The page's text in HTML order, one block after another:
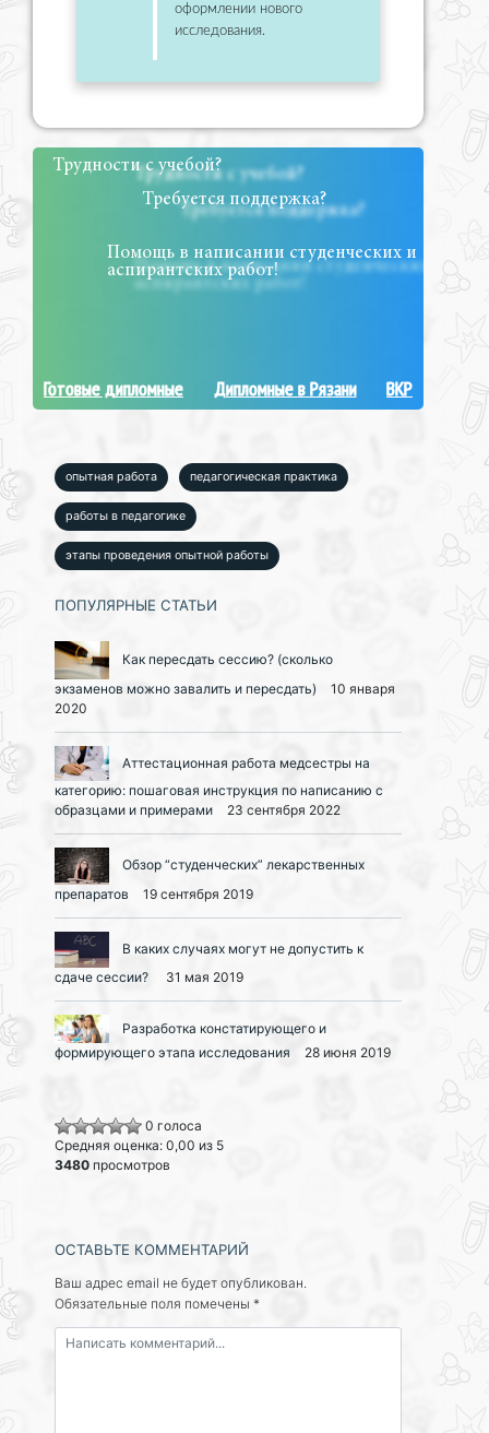
оформлении нового
исследования.
Трудности с учебой?
Требуется поддержка?
Помощь в написании студенческих и
аспирантских работ!
Готовые дипломные Дипломные в Рязани ВКР
опытная работа педагогическая практика
работы в педагогике
этапы проведения опытной работы
ПОПУЛЯРНЫЕ СТАТЬИ
Как пересдать сессию? (сколько
экзаменов можно завалить и пересдать)
10 января
2020
Аттестационная работа медсестры на
категорию: пошаговая инструкция по написанию с
образцами и примерами
23 сентября 2022
Обзор “студенческих” лекарственных
препаратов
19 сентября 2019
В каких случаях могут не допустить к
сдаче сессии?
31 мая 2019
Разработка констатирующего и
формирующего этапа исследования
28 июня 2019
0 голоса
Средняя оценка: 0,00 из 5
3480 просмотров
ОСТАВЬТЕ КОММЕНТАРИЙ
Ваш адрес email не будет опубликован.
Обязательные поля помечены *